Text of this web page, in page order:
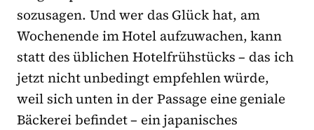
sozusagen. Und wer das Glück hat, am
Wochenende im Hotel aufzuwachen, kann
statt des üblichen Hotelfrühstücks – das ich
jetzt nicht unbedingt empfehlen würde,
weil sich unten in der Passage eine geniale
Bäckerei befindet – ein japanisches